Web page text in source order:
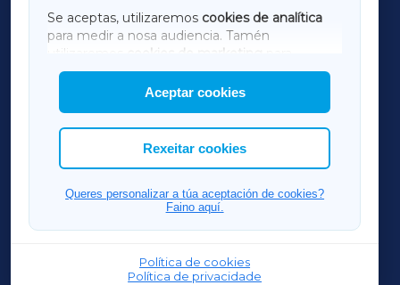
Se aceptas, utilizaremos cookies de analítica
para medir a nosa audiencia. Tamén
utilizaremos
cookies de marketing
mostrar publicidade de terceiros.
Así mesmo, podes personalizar a elección das
cookies que desexas permitir.
Aceptar cookies
Rexeitar cookies
Queres personalizar a túa aceptación de cookies?
Faino aquí.
Política de cookies
Política de privacidade
AMARIÑAXA
RIBEIRASACRAXA
ACORUÑAXA
FERROLXA
OURENSEXA